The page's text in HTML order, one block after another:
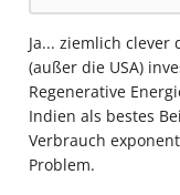
Ja... ziemlich
(außer die USA)
Regenerative
Indien als bestes
Verbrauch
Problem.